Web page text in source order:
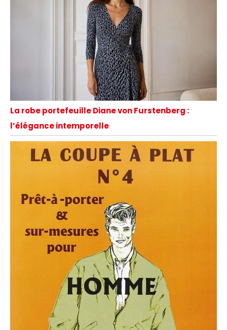
La robe portefeuille Diane von Furstenberg :
l’élégance intemporelle